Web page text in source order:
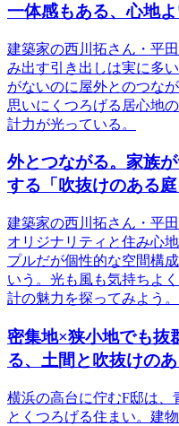
一体感もある、心地
建築家の西川拓さん・平
み出す引き出しは実に多
がないのに屋外とのつな
思いにくつろげる居心地
計力が光っている。
外とつながる。家族
する「吹抜けのある庭
建築家の西川拓さん・平
オリジナリティと住み心
プルだが個性的な空間構
いう。光も風も気持ちよ
計の魅力を探ってみよう。
密集地×狭小地でも抜
る、土間と吹抜けの
横浜の高台に佇むF邸は、
とくつろげる住まい。建